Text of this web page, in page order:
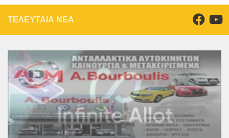
ΤΕΛΕΥΤΑΙΑ ΝΕΑ